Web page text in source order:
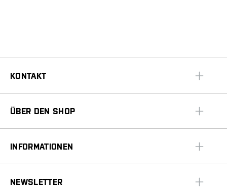
KONTAKT
ÜBER DEN SHOP
INFORMATIONEN
NEWSLETTER